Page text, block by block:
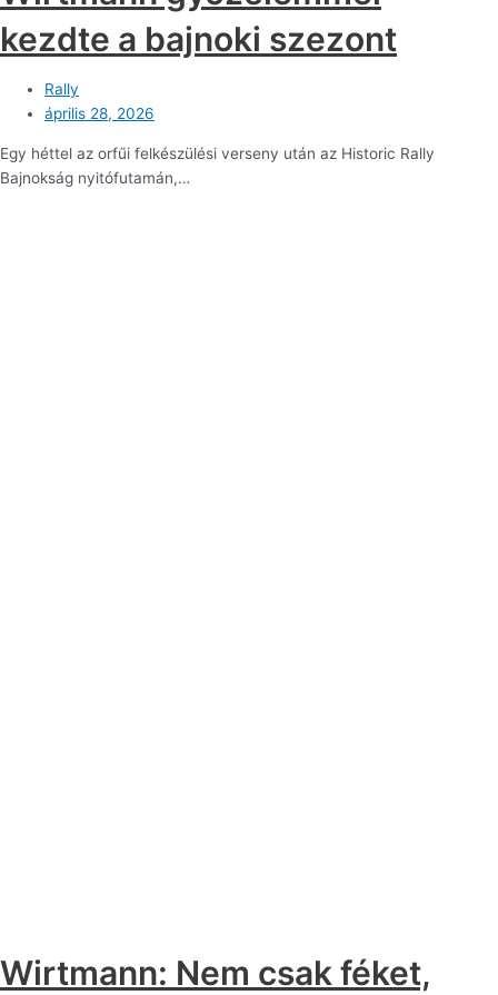
kezdte a bajnoki szezont
Rally
április 28, 2026
Egy héttel az orfűi felkészülési verseny után az Historic Rally
Bajnokság nyitófutamán,…
Wirtmann: Nem csak féket,